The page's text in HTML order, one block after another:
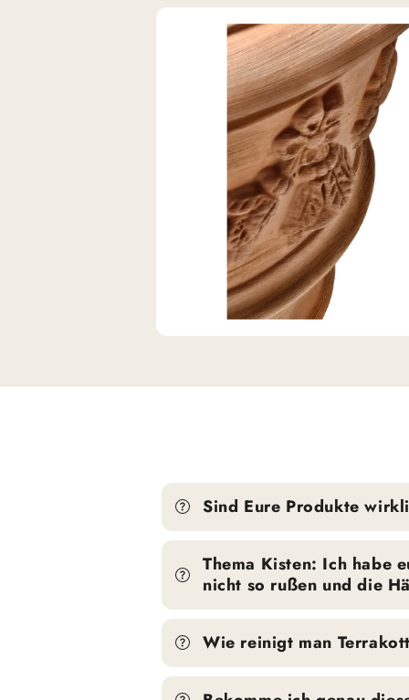
Sind Eure Produkte
Thema Kisten: Ich habe
nicht so rußen und die
Wie reinigt man